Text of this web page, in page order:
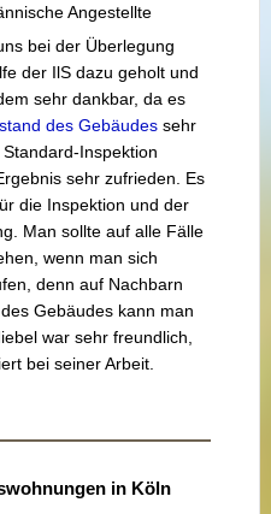
Angestellte
bei der Überlegung
der IlS dazu geholt und
sehr dankbar, da es
des Gebäudessehr
Inspektion
sehr zufrieden. Es
die Inspektion und der
Man sollte auf alle Fälle
wenn man sich
denn auf Nachbarn
Gebäudes kann man
war sehr freundlich,
bei seiner Arbeit.
in Köln